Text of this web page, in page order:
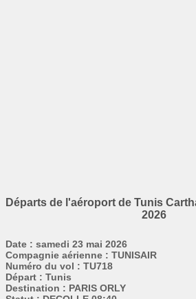
Départs de l'aéroport de Tunis
2026
Date : samedi 23 mai 2026
Compagnie aérienne : TUNISAIR
Numéro du vol : TU718
Départ : Tunis
Destination : PARIS ORLY